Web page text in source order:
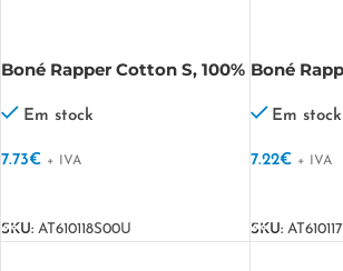
Boné Rapper Cotton S, 100%
Reciclado RAPPER
Em stock
7.73€ + IVA
SKU: AT610118S00U
Boné
RAPPER-S
Em stock
7.22€ + IVA
SKU: